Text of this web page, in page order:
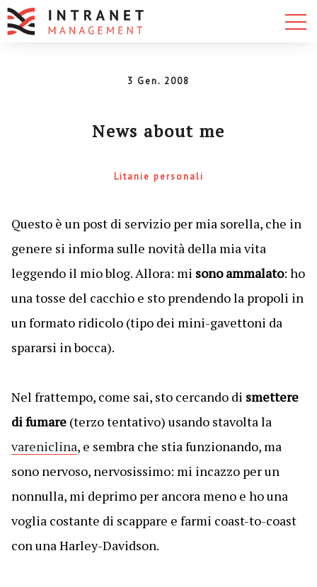
3 Gen. 2008
News about me
Litanie personali
Questo è un post di servizio per mia sorella, che in
genere si informa sulle novità della mia vita
leggendo il mio blog. Allora: mi sono ammalato: ho
una tosse del cacchio e sto prendendo la propoli in
un formato ridicolo (tipo dei mini-gavettoni da
spararsi in bocca).
Nel frattempo, come sai, sto cercando di smettere
di fumare(terzo tentativo) usando stavolta la
vareniclina, e sembra che stia funzionando, ma
sono nervoso, nervosissimo: mi incazzo per un
nonnulla, mi deprimo per ancora meno e ho una
voglia costante di scappare e farmi coast-to-coast
con una Harley-Davidson.